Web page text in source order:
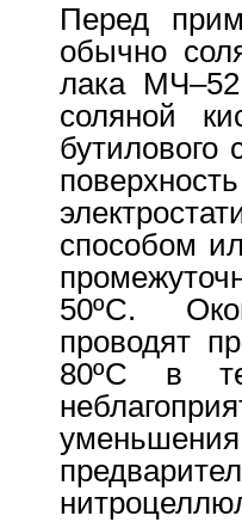
Перед
обычно
лака
соляной
бутилового
способом
50ºС.
проводят
80ºС в